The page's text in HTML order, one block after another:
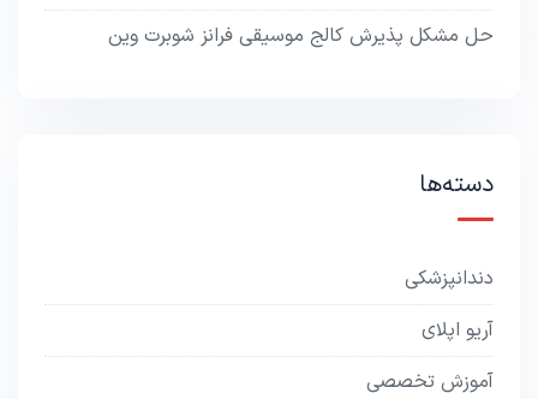
حل مشکل پذیرش کالج موسیقی فرانز شوبرت وین
دسته‌ها
دندانپزشکی
آریو اپلای
آموزش تخصصی